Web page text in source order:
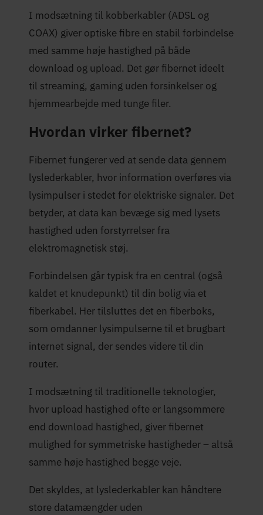
I modsætning til kobberkabler (ADSL og
COAX) giver optiske fibre en stabil forbindelse
med samme høje hastighed på både
download og upload. Det gør fibernet ideelt
til streaming, gaming uden forsinkelser og
hjemmearbejde med tunge filer.
Hvordan virker fibernet?
Fibernet fungerer ved at sende data gennem
lyslederkabler, hvor information overføres via
lysimpulser i stedet for elektriske signaler. Det
betyder, at data kan bevæge sig med lysets
hastighed uden forstyrrelser fra
elektromagnetisk støj.
Forbindelsen går typisk fra en central (også
kaldet et knudepunkt) til din bolig via et
fiberkabel. Her tilsluttes det en fiberboks,
som omdanner lysimpulserne til et brugbart
internet signal, der sendes videre til din
router.
I modsætning til traditionelle teknologier,
hvor upload hastighed ofte er langsommere
end download hastighed, giver fibernet
mulighed for symmetriske hastigheder – altså
samme høje hastighed begge veje.
Det skyldes, at lyslederkabler kan håndtere
store datamængder uden